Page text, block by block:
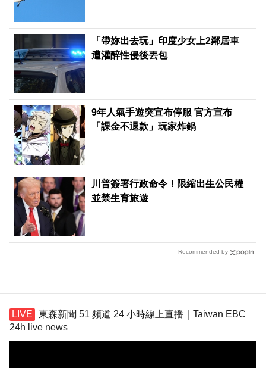
「帶妳出去玩」印度少女上2鄰居車
遭灌醉性侵後丟包
9年人氣手遊突宣布停服 官方宣布
「課金不退款」玩家炸鍋
川普簽署行政命令！限縮出生公民權
並禁生育旅遊
Recommended by
東森新聞 51 頻道 24 小時線上直播｜Taiwan EBC
24h live news